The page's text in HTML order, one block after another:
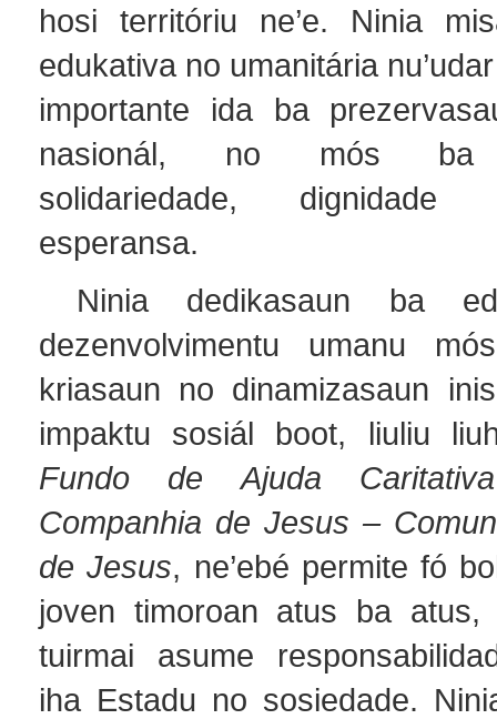
hosi territóriu ne’e. Ninia
edukativa no umanitária
importante ida ba
nasionál, no mós ba
solidariedade,
esperansa.
Ninia dedikasaun ba
dezenvolvimentu umanu
kriasaun no dinamizasaun
impaktu sosiál boot, liuliu
Fundo de Ajuda
Companhia de Jesus –
de Jesus, ne’ebé permite fó
joven timoroan atus ba atus,
tuirmai asume
iha Estadu no sosiedade.